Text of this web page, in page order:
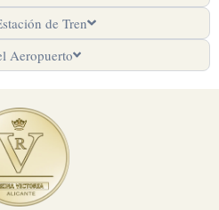
de Tren
Aeropuerto